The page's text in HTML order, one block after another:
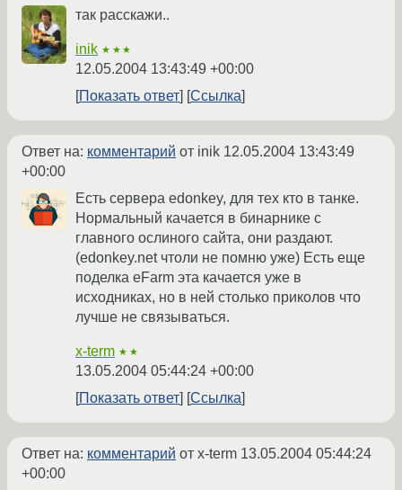
так расскажи..
inik ★★★
12.05.2004 13:43:49 +00:00
Показать ответ
Ссылка
Ответ на: комментарий от inik 12.05.2004 13:43:49
+00:00
Есть сервера edonkey, для тех кто в танке.
Нормальный качается в бинарнике с
главного ослиного сайта, они раздают.
(edonkey.net чтоли не помню уже) Есть еще
поделка eFarm эта качается уже в
исходниках, но в ней столько приколов что
лучше не связываться.
x-term ★★
13.05.2004 05:44:24 +00:00
Показать ответ
Ссылка
Ответ на: комментарий от x-term 13.05.2004 05:44:24
+00:00